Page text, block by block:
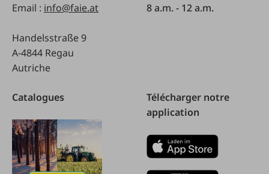
Email : info@faie.at
Handelsstraße 9
A-4844 Regau
Autriche
8 a.m. - 12 a.m.
Catalogues
Télécharger notre
application